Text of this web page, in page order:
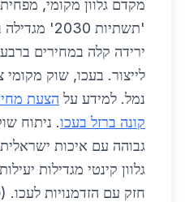
מקדם גלוון מקומי,
נמל. למידע על הצעת
קונה ברזל בעכו. ניתוח
גבוהה עם איכות
חזק עם הזדמנויות לעכו.